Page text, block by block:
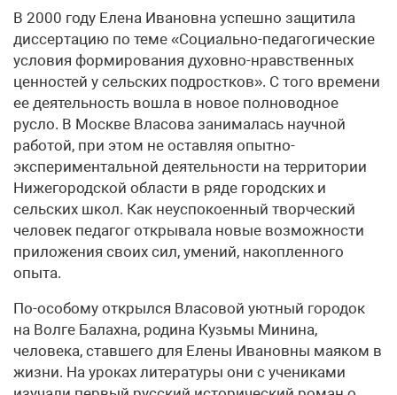
В 2000 году Елена Ивановна успешно защитила
диссертацию по теме «Социально-педагогические
условия формирования духовно-нравственных
ценностей у сельских подростков». С того времени
ее деятельность вошла в новое полноводное
русло. В Москве Власова занималась научной
работой, при этом не оставляя опытно-
экспериментальной деятельности на территории
Нижегородской области в ряде городских и
сельских школ. Как неуспокоенный творческий
человек педагог открывала новые возможности
приложения своих сил, умений, накопленного
опыта.
По-особому открылся Власовой уютный городок
на Волге Балахна, родина Кузьмы Минина,
человека, ставшего для Елены Ивановны маяком в
жизни. На уроках литературы они с учениками